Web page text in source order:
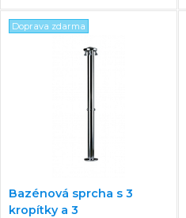
Doprava zdarma
Bazénová sprcha s 3
kropítky a 3